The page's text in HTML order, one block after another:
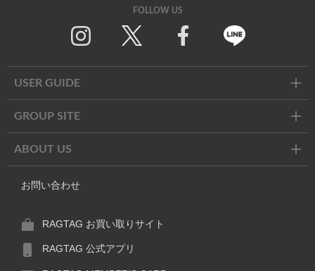
FOLLOW US
USER GUIDE
GROUP SITE
ABOUT US
お問い合わせ
RAGTAG お買い取りサイト
RAGTAG 公式アプリ